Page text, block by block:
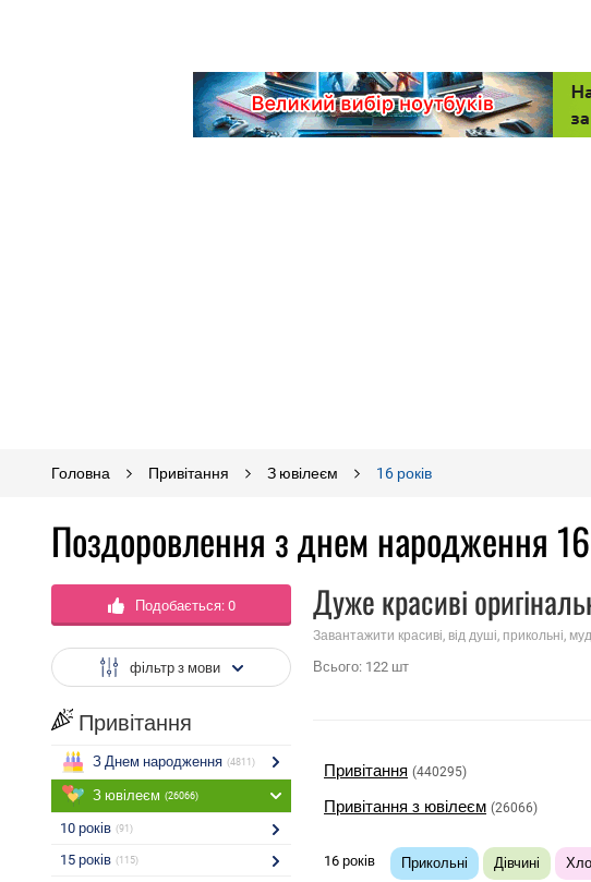
Головна Привітання З ювілеєм 16 років
Поздоровлення з днем ​​народження
Подобається: 0
фільтр з мови
Привітання
З Днем народження (4811)
З ювілеєм (26066)
10 років (91)
15 років (115)
Дуже красиві
Завантажити красиві, від душі, прикольні,
Всього: 122 шт
Привітання (440295)
Привітання з ювілеєм (26066)
16 років Прикольні Дівчині